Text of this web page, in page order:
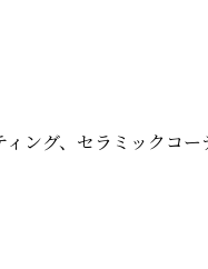
ング、セラミックコー